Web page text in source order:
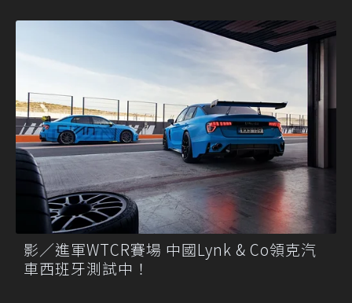
影／進軍WTCR賽場 中國Lynk & Co領克汽
車西班牙測試中！